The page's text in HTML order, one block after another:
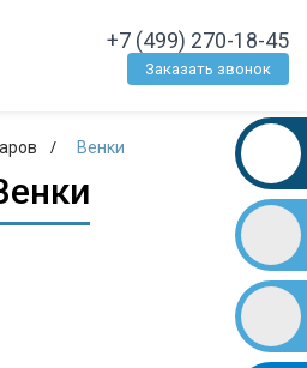
+7 (499) 270-18-45
Заказать звонок
Венки